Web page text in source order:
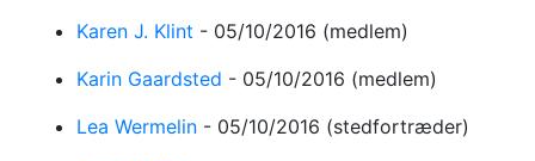
Karen J. Klint - 05/10/2016 (medlem)
Karin Gaardsted - 05/10/2016 (medlem)
Lea Wermelin - 05/10/2016 (stedfortræder)